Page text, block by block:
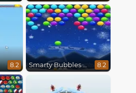
8.2 Smarty Bubbles X-Mas Edition 8.2